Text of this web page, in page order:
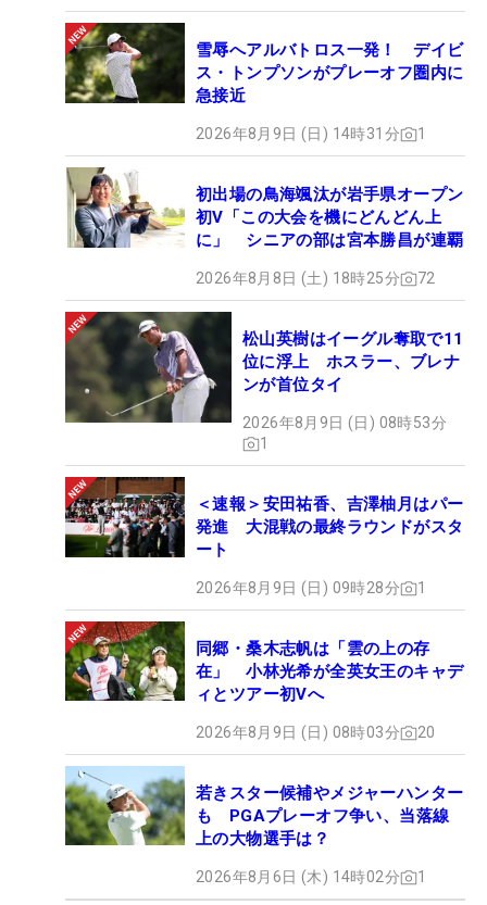
雪辱へアルバトロス一発！ デイビ
ス・トンプソンがプレーオフ圏内に
急接近
2026年8月9日 (日) 14時31分 1
初出場の鳥海颯汰が岩手県オープン
初V「この大会を機にどんどん上
に」 シニアの部は宮本勝昌が連覇
2026年8月8日 (土) 18時25分 72
松山英樹はイーグル奪取で11
位に浮上 ホスラー、ブレナ
ンが首位タイ
2026年8月9日 (日) 08時53分
1
＜速報＞安田祐香、吉澤柚月はパー
発進 大混戦の最終ラウンドがスタ
ート
2026年8月9日 (日) 09時28分 1
同郷・桑木志帆は「雲の上の存
在」 小林光希が全英女王のキャデ
ィとツアー初Vへ
2026年8月9日 (日) 08時03分 20
若きスター候補やメジャーハンター
も PGAプレーオフ争い、当落線
上の大物選手は？
2026年8月6日 (木) 14時02分 1